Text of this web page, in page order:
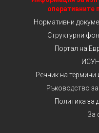
оперативните
Нормативни
Структурни
Портал на
Речник на термини
Ръководство
Политика за
За